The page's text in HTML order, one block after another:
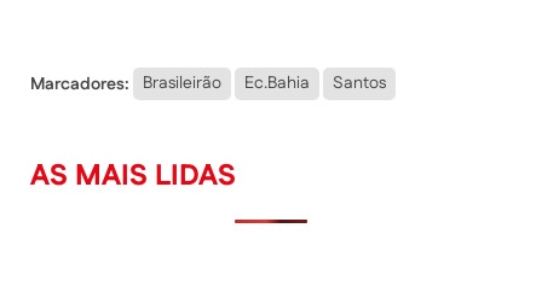
Marcadores: Brasileirão Ec.Bahia Santos
AS MAIS LIDAS